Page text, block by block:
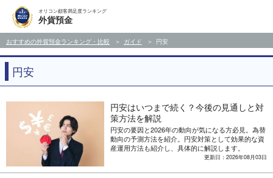
オリコン顧客満足度ランキング
外貨預金
おすすめの外貨預金ランキング・比較 ガイド 円安
円安
円安はいつまで続く？今後の見通しと対
策方法を解説
円安の要因と2026年の動向が気になる方必見。為替
動向の予測方法を紹介。円安対策として効果的な資
産運用方法も紹介し、具体的に解説します。
更新日：2026年08月03日